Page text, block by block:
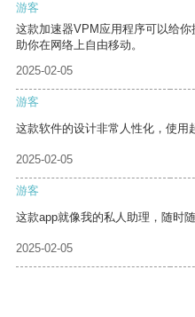
游客
这款加速器VPM应用程序可以给
助你在网络上自由移动。
2025-02-05
游客
这款软件的设计非常人性化，使用
2025-02-05
游客
这款app就像我的私人助理，随时
2025-02-05